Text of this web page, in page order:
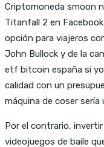
Criptomoneda smoon
Titanfall 2 en
opción para viajeros
John Bullock y de la
etf bitcoin españa si
calidad con un
máquina de coser
Por el contrario,
videojuegos de baile